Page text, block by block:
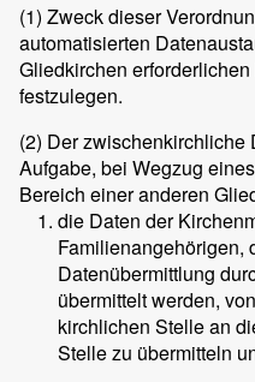
(1) Zweck dieser
automatisierten
Gliedkirchen
festzulegen.
(2) Der zwischenkirchliche
Aufgabe, bei Wegzug
Bereich einer anderen
die Daten der
Familienangehörigen,
Datenübermittlung
übermittelt werden,
kirchlichen Stelle an
Stelle zu übermitteln